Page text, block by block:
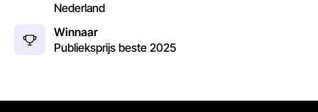
Nederland
Winnaar
Publieksprijs beste 2025